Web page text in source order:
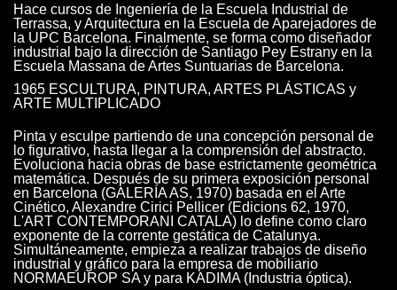
Hace cursos de Ingeniería de la Escuela Industrial de
Terrassa, y Arquitectura en la Escuela de Aparejadores de
la UPC Barcelona. Finalmente, se forma como diseñador
industrial bajo la dirección de Santiago Pey Estrany en la
Escuela Massana de Artes Suntuarias de Barcelona.
1965 ESCULTURA, PINTURA, ARTES PLÁSTICAS y
ARTE MULTIPLICADO
Pinta y esculpe partiendo de una concepción personal de
lo figurativo, hasta llegar a la comprensión del abstracto.
Evoluciona hacia obras de base estrictamente geométrica
matemática. Después de su primera exposición personal
en Barcelona (GALERÍA AS, 1970) basada en el Arte
Cinético, Alexandre Cirici Pellicer (Edicions 62, 1970,
L'ART CONTEMPORANI CATALA) lo define como claro
exponente de la corrente gestática de Catalunya.
Simultáneamente, empieza a realizar trabajos de diseño
industrial y gráfico para la empresa de mobiliario
NORMAEUROP SA y para KADIMA (Industria óptica).